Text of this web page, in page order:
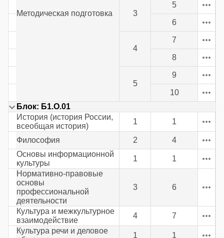
Методическая подготовка 3
5
6
4
7
8
5
9
10
Блок: Б1.О.01
История (история России,
всеобщая история)
1 1
Философия 2
4
Основы информационной
культуры
1
1
Нормативно-правовые
основы
профессиональной
деятельности
3 6
Культура и межкультурное
взаимодействие
4
7
Культура речи и деловое
1 1